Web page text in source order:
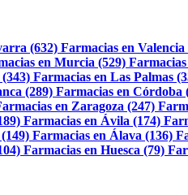
(632) Farmacias en Valencia
en Murcia (529)
Farmacias en Las Palmas
(289) Farmacias en Córdoba
en Zaragoza (247)
Farmacias en Ávila (174)
Farmacias en Álava (136)
Farmacias en Huesca (79)